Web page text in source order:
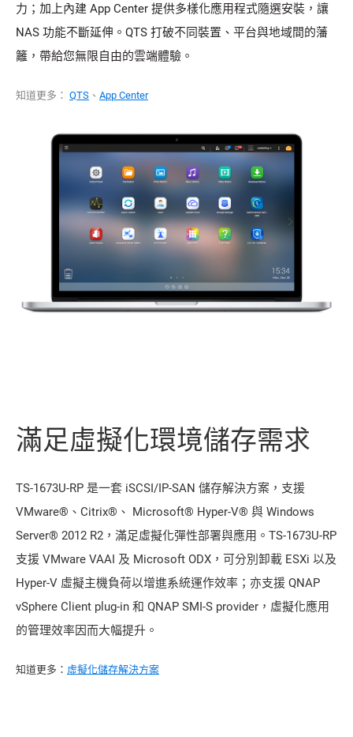
力；加上內建 App Center 提供多樣化應用程式隨選安裝，讓
NAS 功能不斷延伸。QTS 打破不同裝置、平台與地域間的藩
籬，帶給您無限自由的雲端體驗。
知道更多： QTS 、 App Center
滿足虛擬化環境儲存需求
TS-1673U-RP 是一套 iSCSI/IP-SAN 儲存解決方案，支援
VMware®、Citrix®、 Microsoft® Hyper-V® 與 Windows
Server® 2012 R2，滿足虛擬化彈性部署與應用。TS-1673U-RP
支援 VMware VAAI 及 Microsoft ODX，可分別卸載 ESXi 以及
Hyper-V 虛擬主機負荷以增進系統運作效率；亦支援 QNAP
vSphere Client plug-in 和 QNAP SMI-S provider，虛擬化應用
的管理效率因而大幅提升。
知道更多： 虛擬化儲存解決方案